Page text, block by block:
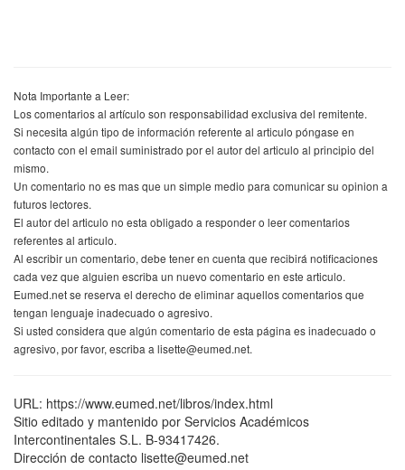
Nota Importante a Leer:
Los comentarios al artículo son responsabilidad exclusiva del remitente.
Si necesita algún tipo de información referente al articulo póngase en
contacto con el email suministrado por el autor del articulo al principio del
mismo.
Un comentario no es mas que un simple medio para comunicar su opinion a
futuros lectores.
El autor del articulo no esta obligado a responder o leer comentarios
referentes al articulo.
Al escribir un comentario, debe tener en cuenta que recibirá notificaciones
cada vez que alguien escriba un nuevo comentario en este articulo.
Eumed.net se reserva el derecho de eliminar aquellos comentarios que
tengan lenguaje inadecuado o agresivo.
Si usted considera que algún comentario de esta página es inadecuado o
agresivo, por favor, escriba a lisette@eumed.net.
URL: https://www.eumed.net/libros/index.html
Sitio editado y mantenido por Servicios Académicos
Intercontinentales S.L. B-93417426.
Dirección de contacto lisette@eumed.net